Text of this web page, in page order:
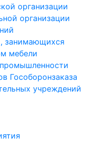
организации
организации
занимающихся
мебели
Гособоронзаказа
учреждений